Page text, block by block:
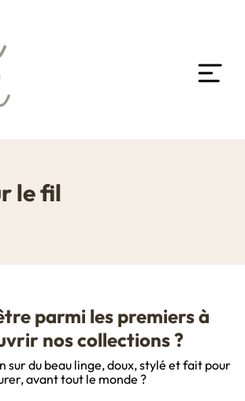
le fil
parmi les premiers à
nos collections ?
sur du beau linge, doux, stylé et fait pour
avant tout le monde ?